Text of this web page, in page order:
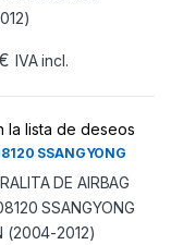
IVA incl.
la lista de deseos
DE AIRBAG
SSANGYONG
(2004-2012)